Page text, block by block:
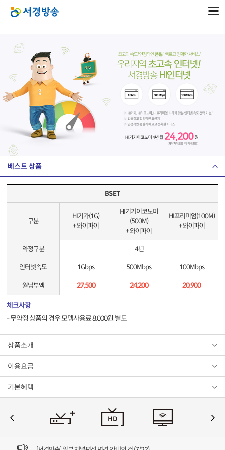
베스트 상품
BSET
구분
HI기가(1G)
+ 와이파이
HI기가이코노미
(500M)
+ 와이파이
HI프리미엄(100M)
+ 와이파이
약정구분 4년
인터넷속도 1Gbps 500Mbps 100Mbps
월납부액 27,500 24,200 20,900
체크사항
- 무약정 상품의 경우 모뎀사용료 8,000원 별도
상품소개
이용요금
기본혜택
[VOD공지] 청춘초이스 이용금액 변경 안내